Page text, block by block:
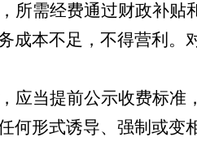
所需经费通过财政补贴
成本不足，不得营利。
应当提前公示收费标准
何形式诱导、强制或变